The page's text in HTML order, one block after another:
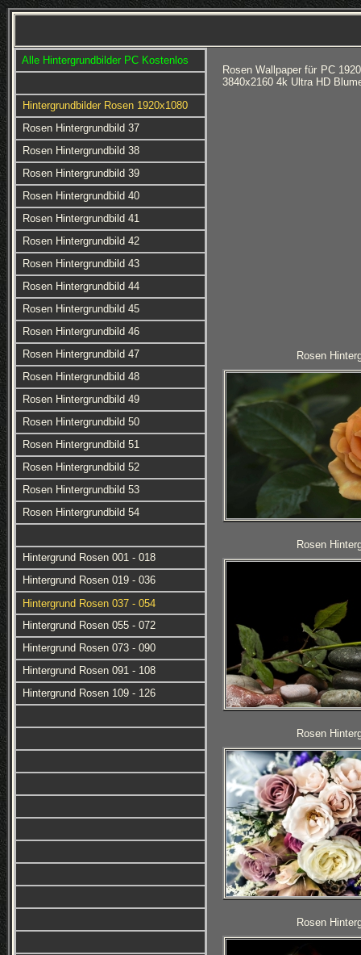
Alle Hintergrundbilder PC Kostenlos
Hintergrundbilder Rosen 1920x1080
Rosen Hintergrundbild 37
Rosen Hintergrundbild 38
Rosen Hintergrundbild 39
Rosen Hintergrundbild 40
Rosen Hintergrundbild 41
Rosen Hintergrundbild 42
Rosen Hintergrundbild 43
Rosen Hintergrundbild 44
Rosen Hintergrundbild 45
Rosen Hintergrundbild 46
Rosen Hintergrundbild 47
Rosen Hintergrundbild 48
Rosen Hintergrundbild 49
Rosen Hintergrundbild 50
Rosen Hintergrundbild 51
Rosen Hintergrundbild 52
Rosen Hintergrundbild 53
Rosen Hintergrundbild 54
Hintergrund Rosen 001 - 018
Hintergrund Rosen 019 - 036
Hintergrund Rosen 037 - 054
Hintergrund Rosen 055 - 072
Hintergrund Rosen 073 - 090
Hintergrund Rosen 091 - 108
Hintergrund Rosen 109 - 126
Rosen Wallpaper für PC
3840x2160 4k Ultra HD
Rosen
Rosen
Rosen
Rosen